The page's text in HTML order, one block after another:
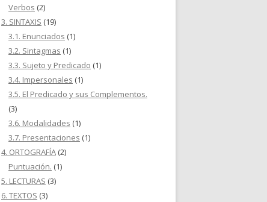
Verbos (2)
3. SINTAXIS (19)
3.1. Enunciados (1)
3.2. Sintagmas (1)
3.3. Sujeto y Predicado (1)
3.4. Impersonales (1)
3.5. El Predicado y sus Complementos.
(3)
3.6. Modalidades (1)
3.7. Presentaciones (1)
4. ORTOGRAFÍA (2)
Puntuación. (1)
5. LECTURAS (3)
6. TEXTOS (3)